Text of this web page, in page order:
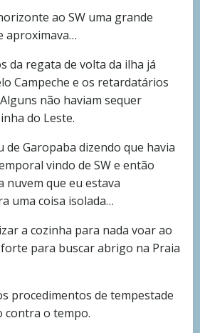
ao SW uma grande
aproximava…
da regata de volta da ilha já
Campeche e os retardatários
não haviam sequer
do Leste.
de Garopaba dizendo que havia
vindo de SW e então
nuvem que eu estava
uma coisa isolada…
a cozinha para nada voar ao
para buscar abrigo na Praia
procedimentos de tempestade
contra o tempo.